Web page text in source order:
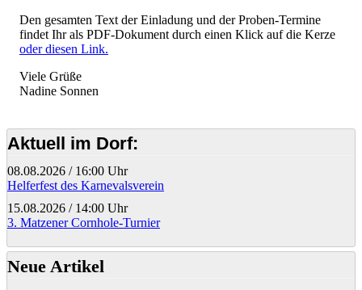
Den gesamten Text der Einladung und der Proben-Termine
findet Ihr als PDF-Dokument durch einen Klick auf die Kerze
oder diesen Link.
Viele Grüße
Nadine Sonnen
Aktuell im Dorf:
08.08.2026 / 16:00 Uhr
Helferfest des Karnevalsverein
15.08.2026 / 14:00 Uhr
3. Matzener Cornhole-Turnier
Neue Artikel